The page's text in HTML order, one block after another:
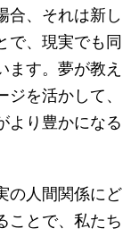
合、それは新し
で、現実でも同
ます。夢が教え
を活かして、
より豊かになる
の人間関係にど
ことで、私たち